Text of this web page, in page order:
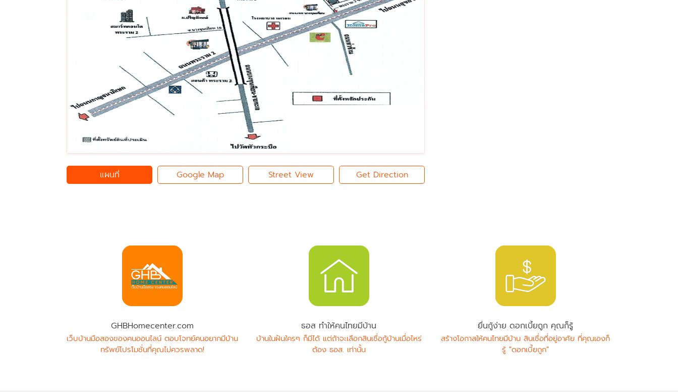
แผนที่ Google Map Street View Get Direction
GHBHomecenter.com
เว็บบ้านมือสองของคนออนไลน์ ตอบโจทย์คนอยากมีบ้าน
ทรัพย์โปรโมชั่นที่คุณไม่ควรพลาด!
ธอส ทำให้คนไทยมีบ้าน
บ้านในฝันใครๆ ก็มีได้ แต่ถ้าจะเลือกสินเชื่อกู้บ้านเมื่อไหร่
ต้อง ธอส. เท่านั้น
ยื่นกู้ง่าย ดอกเบี้ยถูก คุณก็รู้
สร้างโอกาสให้คนไทยมีบ้าน สินเชื่อที่อยู่อาศัย ที่คุณเองก็
รู้ "ดอกเบี้ยถูก"